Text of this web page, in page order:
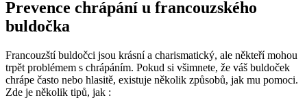
Prevence chrápání u francouzského
buldočka
Francouzští buldočci jsou krásní a charismatický, ale někteří mohou
trpět problémem s chrápáním. Pokud si všimnete, že váš buldoček
chrápe často nebo hlasitě, existuje několik způsobů, jak mu pomoci.
Zde je několik tipů, jak :